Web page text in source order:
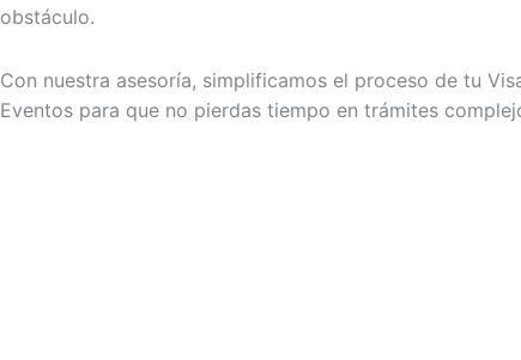
obstáculo.
Con nuestra asesoría, simplificamos el proceso de tu
Eventos para que no pierdas tiempo en trámites